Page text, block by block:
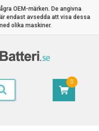
OEM-märken. De angivna
endast avsedda att visa dessa
olika maskiner.
0